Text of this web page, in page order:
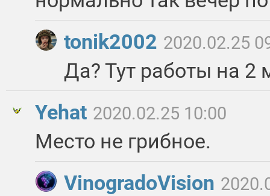
tonik2002 2020.02.25
Да? Тут работы на 2
Yehat 2020.02.25 10:00
Место не грибное.
VinogradoVision